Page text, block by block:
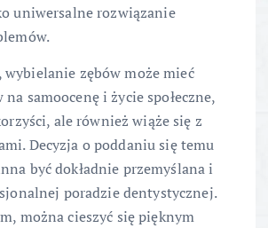
uniwersalne rozwiązanie
wybielanie zębów może mieć
na samoocenę i życie społeczne,
ale również wiąże się z
Decyzja o poddaniu się temu
być dokładnie przemyślana i
poradzie dentystycznej.
można cieszyć się pięknym